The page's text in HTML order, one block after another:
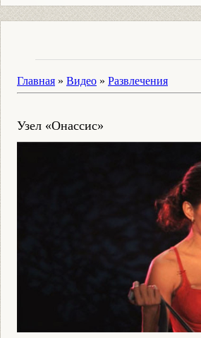
Главная » Видео » Развлечения
Узел «Онассис»